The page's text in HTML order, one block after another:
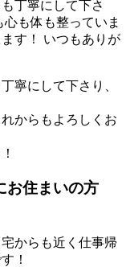
寧にして下さり、
からもよろしくお
住まいの方